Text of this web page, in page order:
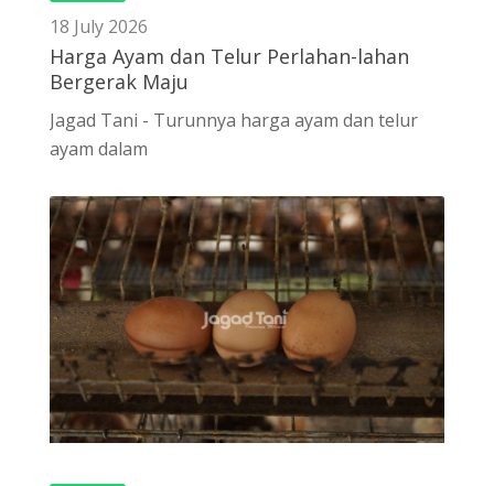
18 July 2026
Harga Ayam dan Telur Perlahan-lahan
Bergerak Maju
Jagad Tani - Turunnya harga ayam dan telur
ayam dalam